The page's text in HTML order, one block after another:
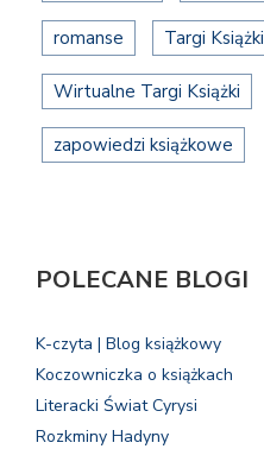
romanse Targi Książki
Wirtualne Targi Książki
zapowiedzi książkowe
POLECANE BLOGI
K-czyta | Blog książkowy
Koczowniczka o książkach
Literacki Świat Cyrysi
Rozkminy Hadyny